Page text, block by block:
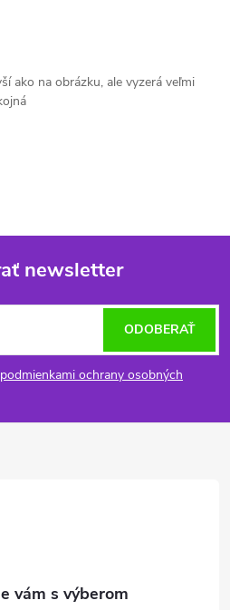
ako na obrázku, ale vyzerá veľmi
newsletter
podmienkami ochrany osobných
ODOBERAŤ